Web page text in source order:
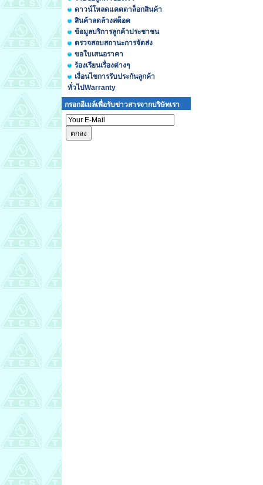
ดาวน์โหลดแคตตาล็อกสินค้า
สินค้าลดล้างสต็อค
ข้อมูลบริการลูกค้าประชาชน
ตรวจสอบสถานะการจัดส่ง
ขอใบเสนอราคา
ร้องเรียนเรื่องต่างๆ
เงื่อนไขการรับประกันลูกค้า
ทั่วไปWarranty
กรอกอีเมล์เพื่อรับข่าวสารจากบริษัทเรา